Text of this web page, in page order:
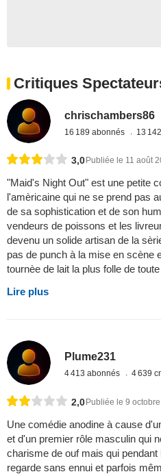
Critiques
chrischambers86
16 189 abonnés 13
3,0 Publiée le 11 août
"Maid's Night Out" est une petite
l'amèricaine qui ne se prend pas
de sa sophistication et de son
vendeurs de poissons et les
devenu un solide artisan de la
pas de punch à la mise en scène
tournèe de lait la plus folle de
Lire plus
Plume231
4 413 abonnés 4 639
2,0Publiée le 9
Une comédie anodine à cause
et d'un premier rôle masculin qui
charisme de ouf mais qui
regarde sans ennui et parfois